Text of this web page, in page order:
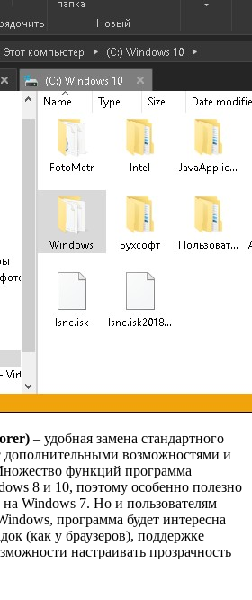
– удобная замена стандартного
дополнительными возможностями и
функций программа
8 и 10, поэтому особенно полезно
на Windows 7. Но и пользователям
программа будет интересна
(как у браузеров), поддержке
настраивать прозрачность